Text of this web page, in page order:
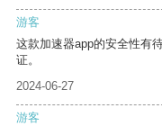
游客
这款加速器app的安全性有
证。
2024-06-27
游客